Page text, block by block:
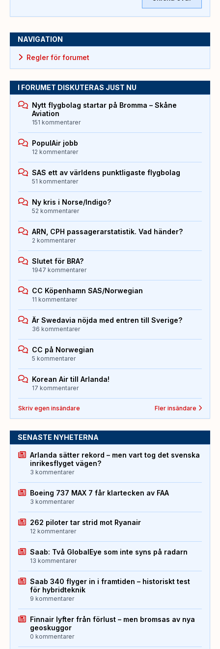
NAVIGATION
Regler för forumet
I FORUMET DISKUTERAS JUST NU
Nytt flygbolag startar på Bromma – Skåne
Aviation
151 kommentarer
PopulAir jobb
12 kommentarer
SAS ett av världens punktligaste flygbolag
51 kommentarer
Ny kris i Norse/Indigo?
52 kommentarer
ARN, CPH passagerarstatistik. Vad händer?
2 kommentarer
Slutet för BRA?
1947 kommentarer
CC Köpenhamn SAS/Norwegian
11 kommentarer
Är Swedavia nöjda med entren till Sverige?
36 kommentarer
CC på Norwegian
5 kommentarer
Korean Air till Arlanda!
17 kommentarer
Skriv egen insändare Fler insändare
SENASTE NYHETERNA
Arlanda sätter rekord – men vart tog det svenska
inrikesflyget vägen?
3 kommentarer
Boeing 737 MAX 7 får klartecken av FAA
3 kommentarer
262 piloter tar strid mot Ryanair
12 kommentarer
Saab: Två GlobalEye som inte syns på radarn
13 kommentarer
Saab 340 flyger in i framtiden – historiskt test
för hybridteknik
9 kommentarer
Finnair lyfter från förlust – men bromsas av nya
geoskuggor
0 kommentarer